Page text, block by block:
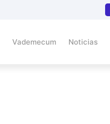
Vademecum Noticias